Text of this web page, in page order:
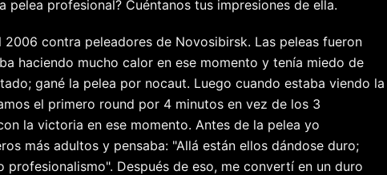
pelea profesional? Cuéntanos tus impresiones de ella.
2006 contra peleadores de Novosibirsk. Las peleas fueron
haciendo mucho calor en ese momento y tenía miedo de
gané la pelea por nocaut. Luego cuando estaba viendo la
el primero round por 4 minutos en vez de los 3
la victoria en ese momento. Antes de la pelea yo
más adultos y pensaba: "Allá están ellos dándose duro;
Después de eso, me convertí en un duro